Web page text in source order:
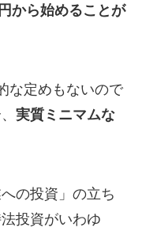
から始めることが
な定めもないので
実質ミニマムな
の投資」の立ち
投資がいわゆ